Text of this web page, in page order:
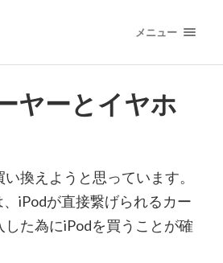
メニュー
ヤーとイヤホ
換えようと思っています。
iPodが直接繋げられるカー
た為にiPodを買うことが確